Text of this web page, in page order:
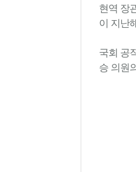
현역 장
이 지난
국회 공
승 의원